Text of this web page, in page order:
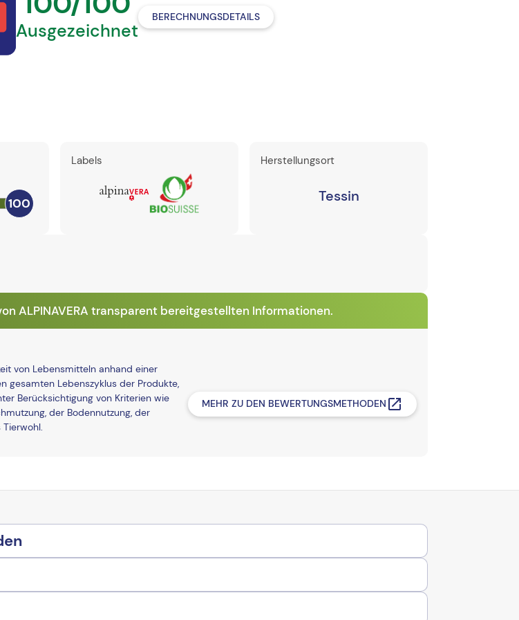
Ausgezeichnet
BERECHNUNGSDETAILS
100
Labels Herstellungsort
Tessin
ALPINAVERA transparent bereitgestellten Informationen.
von Lebensmitteln anhand einer
gesamten Lebenszyklus der Produkte,
Berücksichtigung von Kriterien wie
der Bodennutzung, der
MEHR ZU DEN BEWERTUNGSMETHODEN